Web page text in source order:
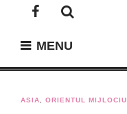
Facebook
MENU
ASIA ORIENTUL MIJLOCIU